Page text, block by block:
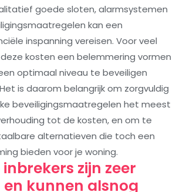
goede sloten, alarmsystemen
kan een
inspanning vereisen. Voor veel
kosten een belemmering vormen
optimaal niveau te beveiligen
is daarom belangrijk om zorgvuldig
beveiligingsmaatregelen het meest
tot de kosten, en om te
alternatieven die toch een
bieden voor je woning.
zijn zeer
kunnen alsnog